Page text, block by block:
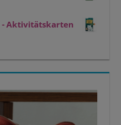
- Aktivitätskarten